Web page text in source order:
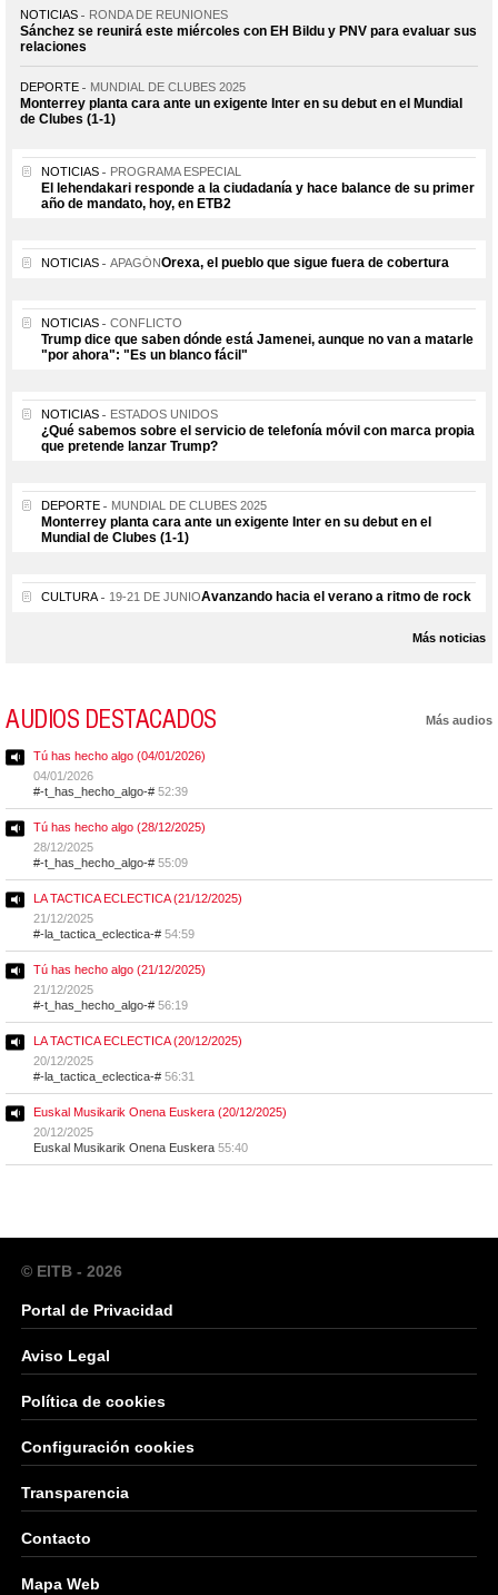
NOTICIAS RONDA DE REUNIONES
Sánchez se reunirá este miércoles con EH Bildu y PNV para evaluar sus
relaciones
DEPORTE MUNDIAL DE CLUBES 2025
Monterrey planta cara ante un exigente Inter en su debut en el Mundial
de Clubes (1-1)
NOTICIAS PROGRAMA ESPECIAL
El lehendakari responde a la ciudadanía y hace balance de su primer
año de mandato, hoy, en ETB2
NOTICIAS APAGÓNOrexa, el pueblo que sigue fuera de cobertura
NOTICIAS CONFLICTO
Trump dice que saben dónde está Jamenei, aunque no van a matarle
"por ahora": "Es un blanco fácil"
NOTICIAS ESTADOS UNIDOS
¿Qué sabemos sobre el servicio de telefonía móvil con marca propia
que pretende lanzar Trump?
DEPORTE MUNDIAL DE CLUBES 2025
Monterrey planta cara ante un exigente Inter en su debut en el
Mundial de Clubes (1-1)
CULTURA 19-21 DE JUNIOAvanzando hacia el verano a ritmo de rock
Más noticias
AUDIOS DESTACADOS Más audios
Tú has hecho algo (04/01/2026)
04/01/2026
#-t_has_hecho_algo-# 52:39
Tú has hecho algo (28/12/2025)
28/12/2025
#-t_has_hecho_algo-# 55:09
LA TACTICA ECLECTICA (21/12/2025)
21/12/2025
#-la_tactica_eclectica-# 54:59
Tú has hecho algo (21/12/2025)
21/12/2025
#-t_has_hecho_algo-# 56:19
LA TACTICA ECLECTICA (20/12/2025)
20/12/2025
#-la_tactica_eclectica-# 56:31
Euskal Musikarik Onena Euskera (20/12/2025)
20/12/2025
Euskal Musikarik Onena Euskera 55:40
© EITB - 2026
Portal de Privacidad
Aviso Legal
Política de cookies
Configuración cookies
Transparencia
Contacto
Mapa Web